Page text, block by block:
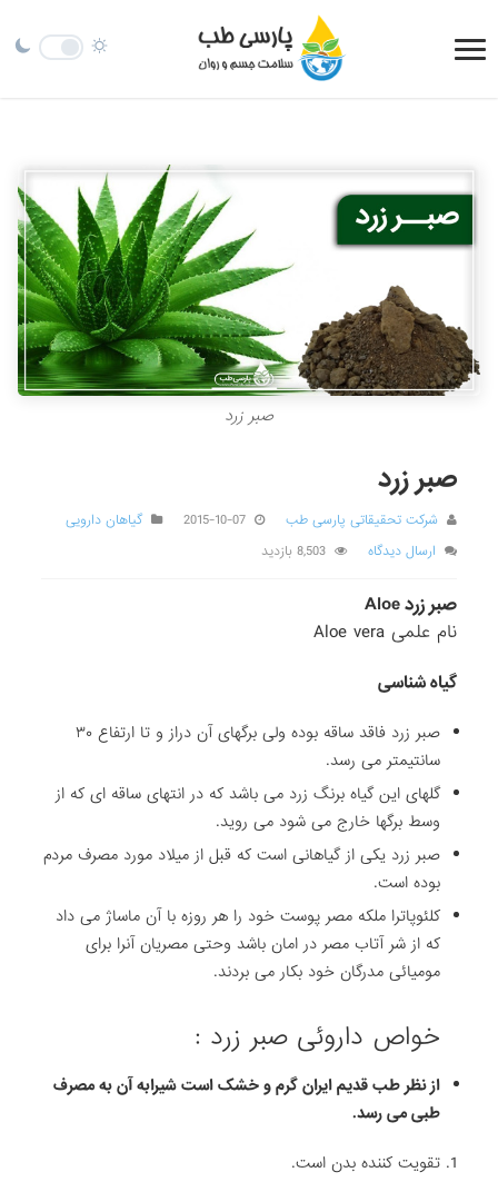
صبر زرد
صبر زرد
شرکت تحقیقاتی پارسی طب 2015-10-07
گیاهان دارویی
ارسال دیدگاه
8,503 بازدید
صبر زرد Aloe
نام علمی Aloe vera
گیاه شناسی
صبر زرد فاقد ساقه بوده ولی برگهای آن دراز و تا ارتفاع ۳۰
سانتیمتر می رسد.
گلهای این گیاه برنگ زرد می باشد که در انتهای ساقه ای که از
وسط برگها خارج می شود می روید.
صبر زرد یکی از گیاهانی است که قبل از میلاد مورد مصرف مردم
بوده است.
کلئوپاترا ملکه مصر پوست خود را هر روزه با آن ماساژ می داد
که از شر آتاب مصر در امان باشد وحتی مصریان آنرا برای
مومیائی مدرگان خود بکار می بردند.
خواص داروئی صبر زرد :
از نظر طب قدیم ایران گرم و خشک است شیرابه آن به مصرف
طبی می رسد.
تقویت کننده بدن است.